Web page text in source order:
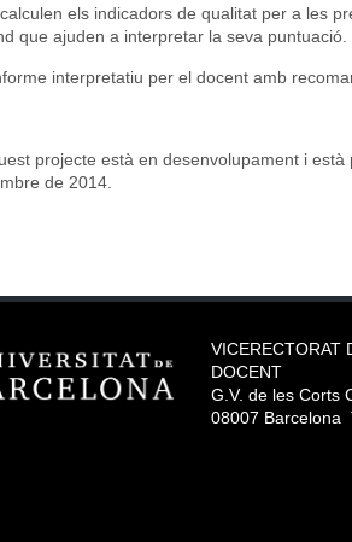
els indicadors de qualitat per a les
que ajuden a interpretar la seva puntuació.
interpretatiu per el docent amb
projecte està en desenvolupament i està
de 2014.
VICERECTORAT
DOCENT
G.V. de les Corts
08007 Barcelona